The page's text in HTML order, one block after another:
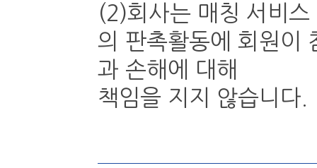
(2)회사는 매칭 서비
의 판촉활동에 회원이
과 손해에 대해
책임을 지지 않습니다.